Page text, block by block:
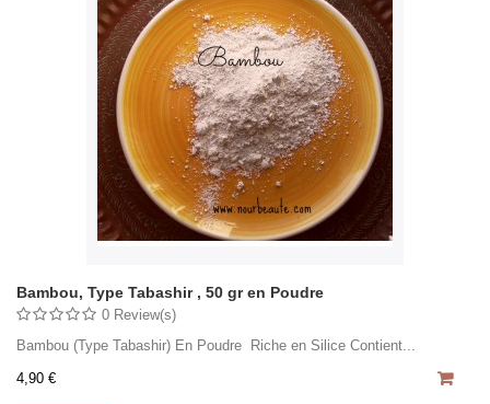
Bambou, Type Tabashir , 50 gr en Poudre
0 Review(s)
Bambou (Type Tabashir) En Poudre Riche en Silice Contient...
4,90 €